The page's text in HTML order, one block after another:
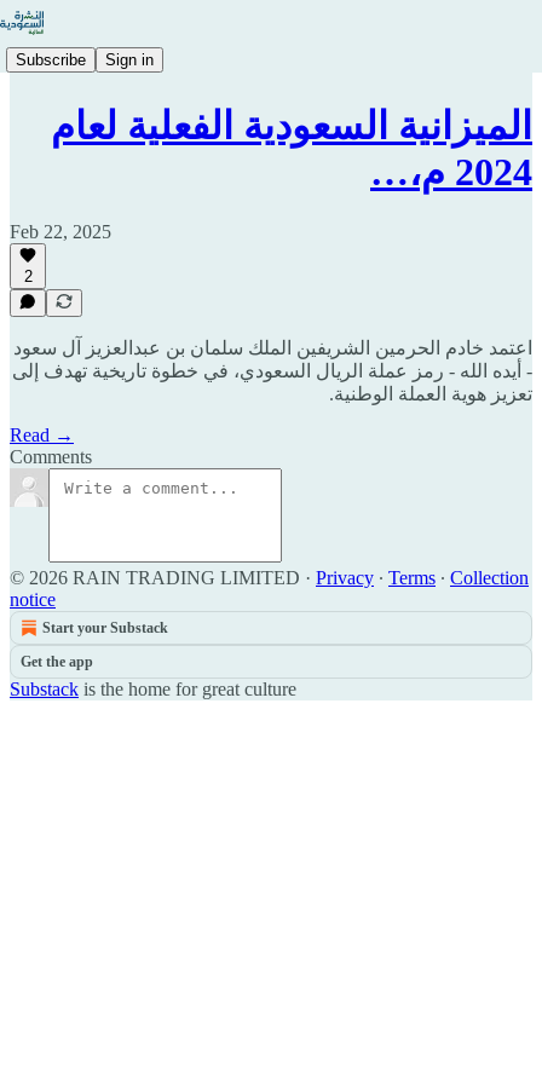
Subscribe Sign in
الميزانية السعودية الفعلية لعام
2024 م،…
Feb 22, 2025
2
اعتمد خادم الحرمين الشريفين الملك سلمان بن عبدالعزيز آل سعود
- أيده الله - رمز عملة الريال السعودي، في خطوة تاريخية تهدف إلى
تعزيز هوية العملة الوطنية.
Read →
Comments
© 2026 RAIN TRADING LIMITED · Privacy ∙ Terms ∙ Collection
notice
Start your Substack
Get the app
Substack is the home for great culture